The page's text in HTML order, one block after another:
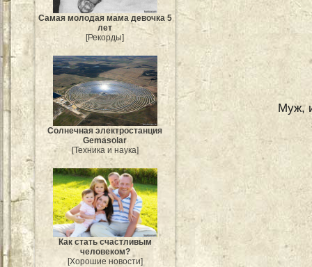
Самая молодая мама девочка 5
лет
[Рекорды]
Солнечная электростанция
Gemasolar
[Техника и наука]
Как стать счастливым
человеком?
[Хорошие новости]
Муж,